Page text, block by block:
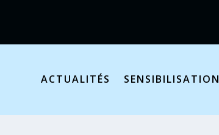
ACTUALITÉS SENSIBILISATION